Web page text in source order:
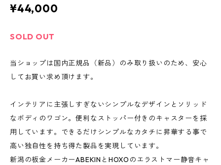
¥44,000
SOLD OUT
当ショップは国内正規品（新品）のみ取り扱いのため、安心
してお買い求め頂けます。
インテリアに主張しすぎないシンプルなデザインとソリッド
なボディのワゴン。便利なストッパー付きのキャスターを採
用しています。できるだけシンプルなカタチに昇華する事で
高い独自性を持ち得た製品を実現しています。
新潟の板金メーカーABEKINとHOXOのエラストマー静音キャ